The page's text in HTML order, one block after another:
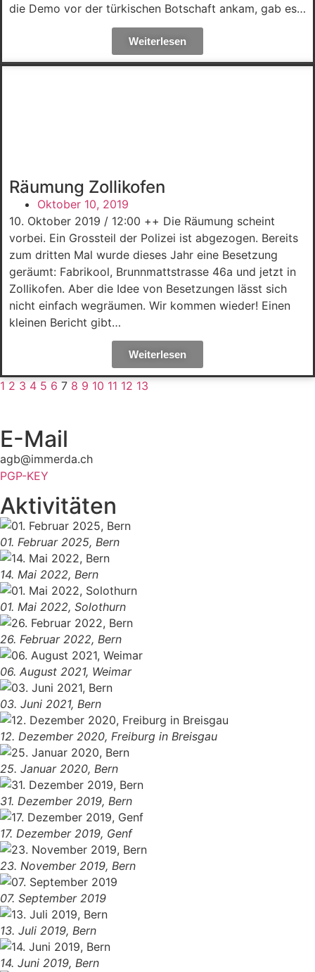
die Demo vor der türkischen Botschaft ankam, gab es…
Weiterlesen
Räumung Zollikofen
Oktober 10, 2019
10. Oktober 2019 / 12:00 ++ Die Räumung scheint
vorbei. Ein Grossteil der Polizei ist abgezogen. Bereits
zum dritten Mal wurde dieses Jahr eine Besetzung
geräumt: Fabrikool, Brunnmattstrasse 46a und jetzt in
Zollikofen. Aber die Idee von Besetzungen lässt sich
nicht einfach wegräumen. Wir kommen wieder! Einen
kleinen Bericht gibt…
Weiterlesen
1 2 3 4 5 6 7 8 9 10 11 12 13
E-Mail
agb@immerda.ch
PGP-KEY
Aktivitäten
01. Februar 2025, Bern
14. Mai 2022, Bern
01. Mai 2022, Solothurn
26. Februar 2022, Bern
06. August 2021, Weimar
03. Juni 2021, Bern
12. Dezember 2020, Freiburg in Breisgau
25. Januar 2020, Bern
31. Dezember 2019, Bern
17. Dezember 2019, Genf
23. November 2019, Bern
07. September 2019
13. Juli 2019, Bern
14. Juni 2019, Bern